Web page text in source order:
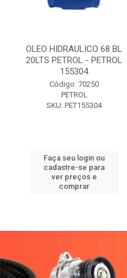
OLEO HIDRAULICO 68 BL
20LTS PETROL - PETROL
155304
Código: 70250
PETROL
SKU: PET155304
Faça seu login ou
cadastre-se para
ver preços e
comprar